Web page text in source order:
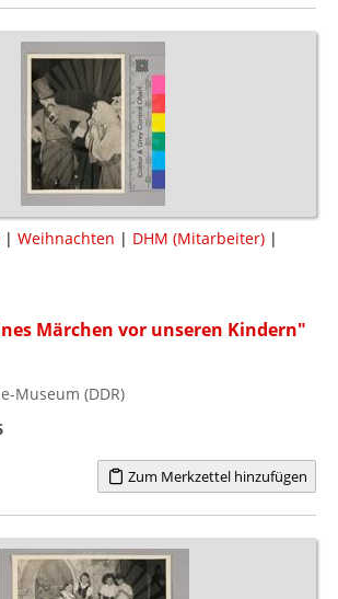
| Weihnachten | DHM (Mitarbeiter) |
Märchen vor unseren Kindern"
Museum (DDR)
Zum Merkzettel hinzufügen